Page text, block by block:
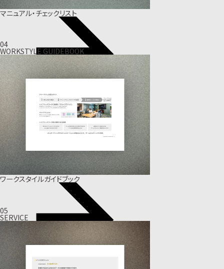
マニュアル・チェックリスト
04
WORKSTYLE GUIDEBOOK
ワークスタイルガイドブック
05
SERVICE